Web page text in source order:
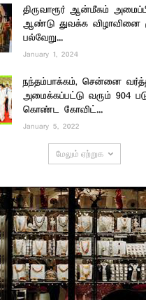
திருவாரூர் ஆன்மீகம்
ஆண்டு துவக்க விழாவினை
பல்வேறு...
January 1, 2024
நந்தம்பாக்கம், சென்னை
அமைக்கப்பட்டு வரும் 904
கொண்ட கோவிட்...
January 5, 2022
மேலும் ஏற்றுக